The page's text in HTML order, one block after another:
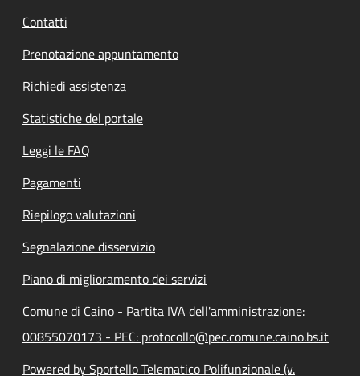
Contatti
Prenotazione appuntamento
Richiedi assistenza
Statistiche del portale
Leggi le FAQ
Pagamenti
Riepilogo valutazioni
Segnalazione disservizio
Piano di miglioramento dei servizi
Comune di Caino - Partita IVA dell'amministrazione:
00855070173 - PEC: protocollo@pec.comune.caino.bs.it
Powered by Sportello Telematico Polifunzionale (v.